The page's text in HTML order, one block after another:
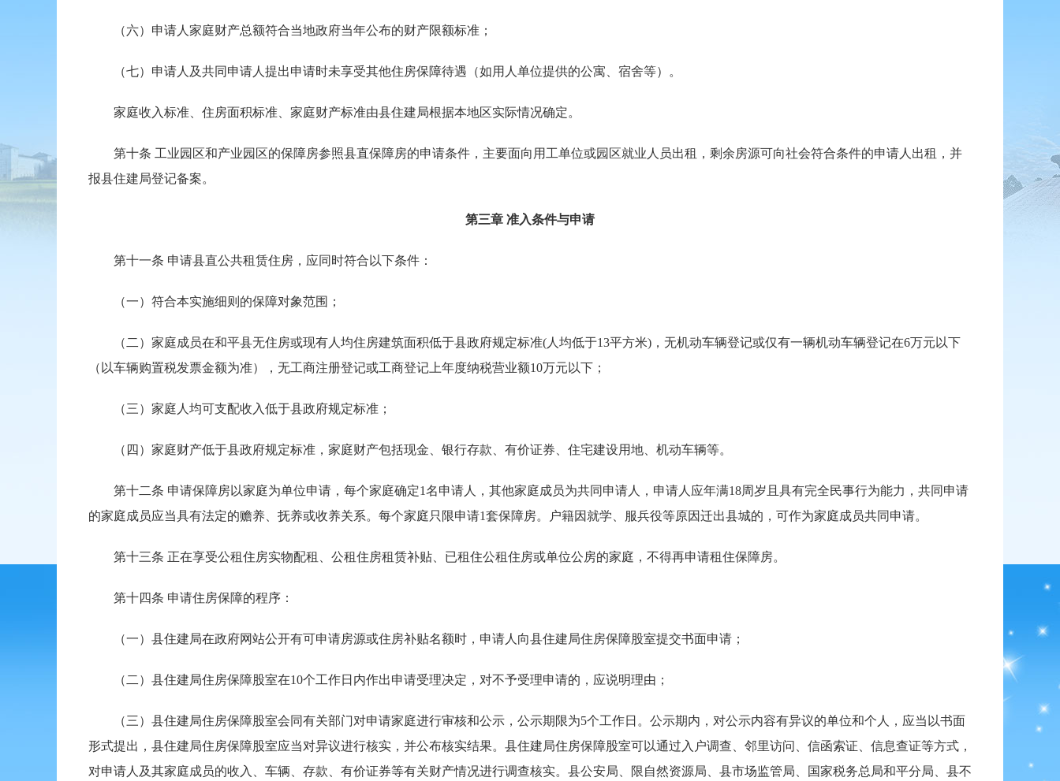
（六）申请人家庭财产总额符合当地政府当年公布的财产限额标准；
（七）申请人及共同申请人提出申请时未享受其他住房保障待遇（如用人单位提供的公寓、宿舍等）。
家庭收入标准、住房面积标准、家庭财产标准由县住建局根据本地区实际情况确定。
第十条 工业园区和产业园区的保障房参照县直保障房的申请条件，主要面向用工单位或园区就业人员出租，剩余房源可向社会符合条件的申请人出租，并
报县住建局登记备案。
第三章 准入条件与申请
第十一条 申请县直公共租赁住房，应同时符合以下条件：
（一）符合本实施细则的保障对象范围；
（二）家庭成员在和平县无住房或现有人均住房建筑面积低于县政府规定标准(人均低于13平方米)，无机动车辆登记或仅有一辆机动车辆登记在6万元以下
（以车辆购置税发票金额为准），无工商注册登记或工商登记上年度纳税营业额10万元以下；
（三）家庭人均可支配收入低于县政府规定标准；
（四）家庭财产低于县政府规定标准，家庭财产包括现金、银行存款、有价证券、住宅建设用地、机动车辆等。
第十二条 申请保障房以家庭为单位申请，每个家庭确定1名申请人，其他家庭成员为共同申请人，申请人应年满18周岁且具有完全民事行为能力，共同申请
的家庭成员应当具有法定的赡养、抚养或收养关系。每个家庭只限申请1套保障房。户籍因就学、服兵役等原因迁出县城的，可作为家庭成员共同申请。
第十三条 正在享受公租住房实物配租、公租住房租赁补贴、已租住公租住房或单位公房的家庭，不得再申请租住保障房。
第十四条 申请住房保障的程序：
（一）县住建局在政府网站公开有可申请房源或住房补贴名额时，申请人向县住建局住房保障股室提交书面申请；
（二）县住建局住房保障股室在10个工作日内作出申请受理决定，对不予受理申请的，应说明理由；
（三）县住建局住房保障股室会同有关部门对申请家庭进行审核和公示，公示期限为5个工作日。公示期内，对公示内容有异议的单位和个人，应当以书面
形式提出，县住建局住房保障股室应当对异议进行核实，并公布核实结果。县住建局住房保障股室可以通过入户调查、邻里访问、信函索证、信息查证等方式，
对申请人及其家庭成员的收入、车辆、存款、有价证券等有关财产情况进行调查核实。县公安局、限自然资源局、县市场监管局、国家税务总局和平分局、县不